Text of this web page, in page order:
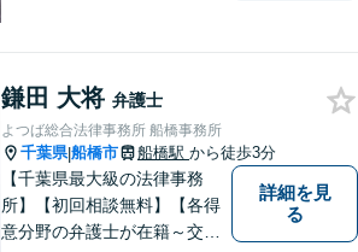
鎌田 大将 弁護士
よつば総合法律事務所 船橋事務所
千葉県|船橋市 船橋駅 から徒歩3分
【千葉県最大級の法律事務
所】【初回相談無料】【各得
意分野の弁護士が在籍～交通
詳細を見
る